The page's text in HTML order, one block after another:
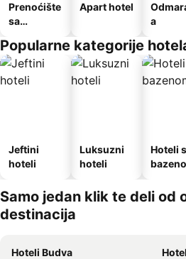
Prenoćište
sa
Apart hotel
a
Popularne kategorije
Jeftini
hoteli
Luksuzni
hoteli
Hoteli
Samo jedan klik te deli od
destinacija
Hoteli Budva